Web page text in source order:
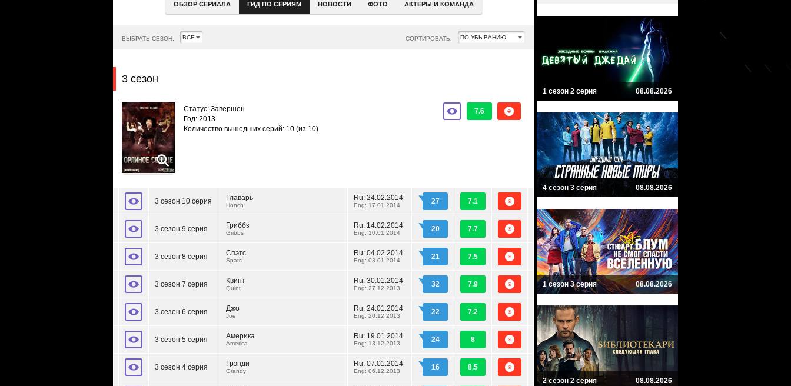
ОБЗОР СЕРИАЛА ГИД ПО СЕРИЯМ НОВОСТИ ФОТО АКТЕРЫ И КОМАНДА
ВЫБРАТЬ СЕЗОН: СОРТИРОВАТЬ:
3 сезон
7.6
Статус: Завершен
Год: 2013
Количество вышедших серий: 10 (из 10)
3 сезон 10 серия Главарь
Honch
Ru: 24.02.2014
Eng: 17.01.2014 27 7.1
3 сезон 9 серия Гриббз
Gribbs
Ru: 14.02.2014
Eng: 10.01.2014 20 7.7
3 сезон 8 серия Спэтс
Spats
Ru: 04.02.2014
Eng: 03.01.2014 21 7.5
3 сезон 7 серия Квинт
Quint
Ru: 30.01.2014
Eng: 27.12.2013 32 7.9
3 сезон 6 серия Джо
Joe
Ru: 24.01.2014
Eng: 20.12.2013 22 7.2
3 сезон 5 серия Америка
America
Ru: 19.01.2014
Eng: 13.12.2013 24 8
3 сезон 4 серия Грэнди
Grandy
Ru: 07.01.2014
Eng: 06.12.2013 16 8.5
1 сезон 2 серия 08.08.2026
4 сезон 3 серия 08.08.2026
1 сезон 3 серия 08.08.2026
2 сезон 2 серия 08.08.2026